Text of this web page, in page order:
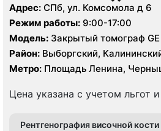
Адрес: СПб, ул. Комсомола д 6
Режим работы: 9:00-17:00
Модель: Закрытый томограф GE
КТ GE Lightspeed 32 среза
Район: Выборгский,
Метро: Площадь Ленина,
Цена указана с учетом льгот
Рентгенография височной